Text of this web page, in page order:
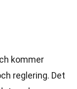
kommer
reglering. Det